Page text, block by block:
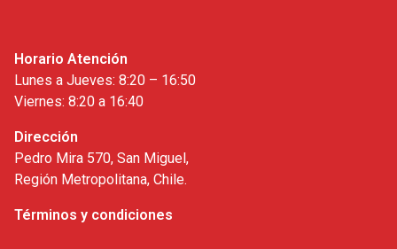
Horario Atención
Lunes a Jueves: 8:20 – 16:50
Viernes: 8:20 a 16:40
Dirección
Pedro Mira 570, San Miguel,
Región Metropolitana, Chile.
Términos y condiciones